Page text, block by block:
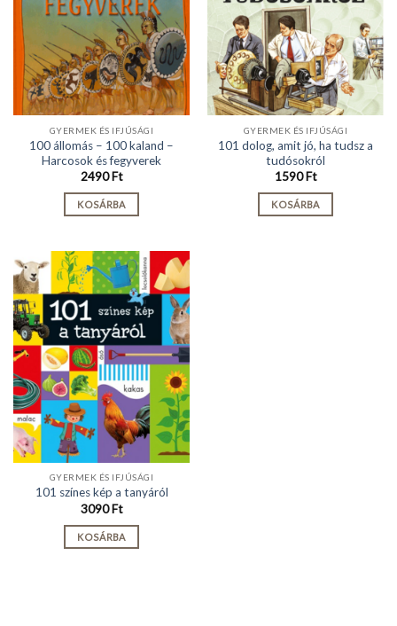
GYERMEK ÉS IFJÚSÁGI
100 állomás – 100 kaland –
Harcosok és fegyverek
2490Ft
KOSÁRBA
GYERMEK ÉS IFJÚSÁGI
101 dolog, amit jó, ha tudsz a
tudósokról
1590Ft
KOSÁRBA
GYERMEK ÉS IFJÚSÁGI
101 színes kép a tanyáról
3090Ft
KOSÁRBA